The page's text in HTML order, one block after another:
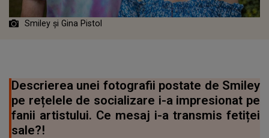
Smiley și Gina Pistol
Descrierea unei fotografii postate de Smiley
pe rețelele de socializare i-a impresionat pe
fanii artistului. Ce mesaj i-a transmis fetiței
sale?!